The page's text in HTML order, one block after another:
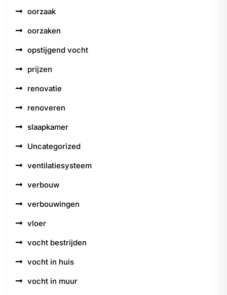
oorzaak
oorzaken
opstijgend vocht
prijzen
renovatie
renoveren
slaapkamer
Uncategorized
ventilatiesysteem
verbouw
verbouwingen
vloer
vocht bestrijden
vocht in huis
vocht in muur